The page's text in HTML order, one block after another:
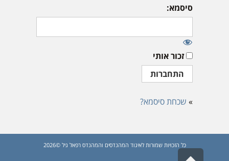
סיסמא:
זכור אותי
» שכחת סיסמא?
כל הזכויות שמורות לאיגוד המהנדסים והמהנדס רפאל גיל ©2026